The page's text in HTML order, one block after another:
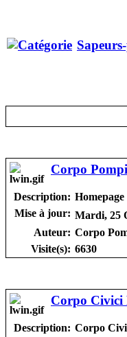
Corpo
Description:
Mise à jour: Mardi, 25
Auteur: Corpo
Visite(s): 6630
Corpo Civici
Description: Corpo